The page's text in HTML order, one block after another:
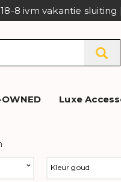
8 ivm vakantie
OWNED Luxe
Kleur goud